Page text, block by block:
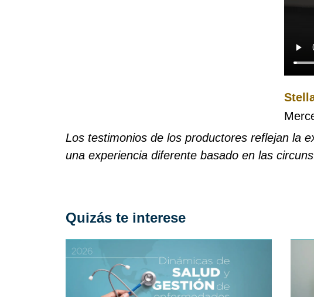
Los testimonios de los productores reflejan la
una experiencia diferente basado en las
Quizás te interese